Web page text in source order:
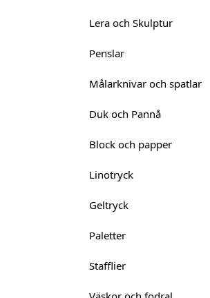
Lera och Skulptur
Penslar
Målarknivar och spatlar
Duk och Pannå
Block och papper
Linotryck
Geltryck
Paletter
Stafflier